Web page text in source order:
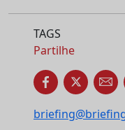
TAGS
Partilhe